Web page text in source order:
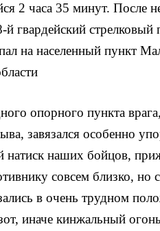
2 часа 35 минут. После
й гвардейский
на на­селенный пункт
опорного пункта
завя­зался особенно
натиск наших бойцов,
совсем близко, но
в очень трудном
иначе кинжальный